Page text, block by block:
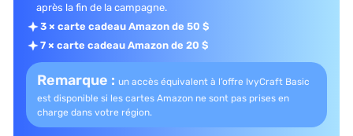
après la fin de la campagne.
3 × carte cadeau Amazon de 50 $
7 × carte cadeau Amazon de 20 $
Remarque : un accès équivalent à l’offre IvyCraft Basic
est disponible si les cartes Amazon ne sont pas prises en
charge dans votre région.